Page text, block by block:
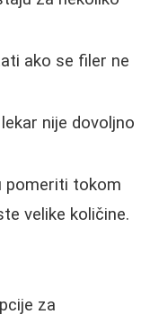
ako se filer ne
nije dovoljno
pomeriti tokom
velike količine.
za